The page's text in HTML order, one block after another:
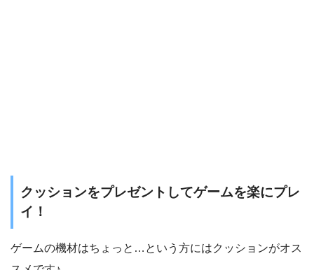
クッションをプレゼントしてゲームを楽にプレ
イ！
ゲームの機材はちょっと…という方にはクッションがオス